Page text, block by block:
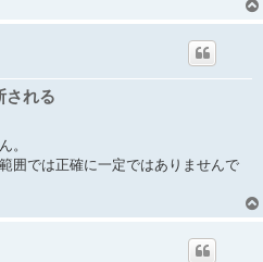
される
。
囲では正確に一定ではありませんで